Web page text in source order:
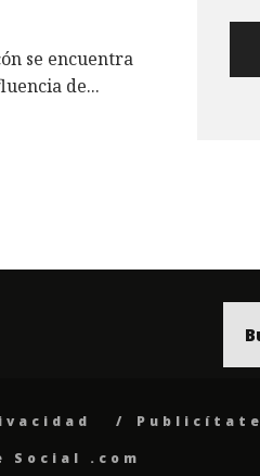
se encuentra
de...
Publicítate
Social .com